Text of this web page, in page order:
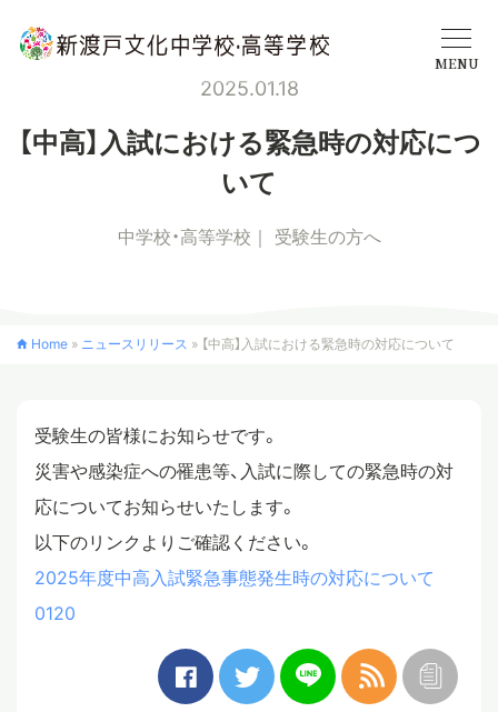
学校概要
クロスカリキュラム
スタディツアー
ニュース
MENU
2025.01.18
【中高】入試における緊急時の対応につ
いて
中学校・高等学校 受験生の方へ
Home » ニュースリリース » 【中高】入試における緊急時の対応について
受験生の皆様にお知らせです。
災害や感染症への罹患等、入試に際しての緊急時の対
応についてお知らせいたします。
以下のリンクよりご確認ください。
2025年度中高入試緊急事態発生時の対応について
0120